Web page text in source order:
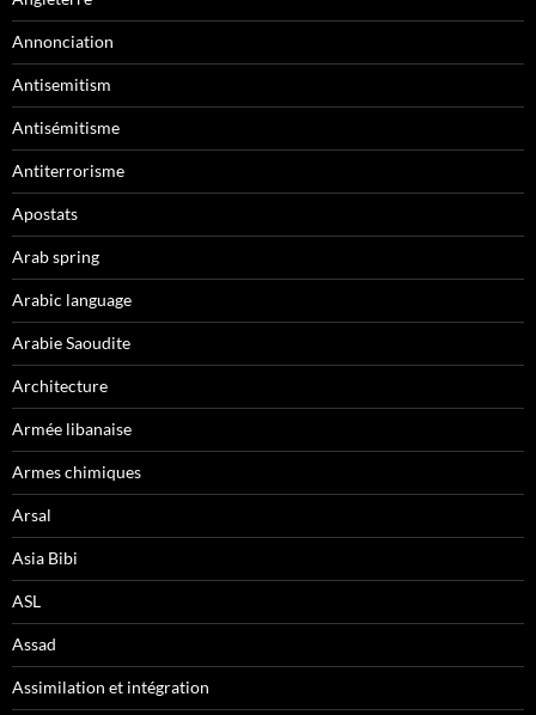
Annonciation
Antisemitism
Antisémitisme
Antiterrorisme
Apostats
Arab spring
Arabic language
Arabie Saoudite
Architecture
Armée libanaise
Armes chimiques
Arsal
Asia Bibi
ASL
Assad
Assimilation et intégration